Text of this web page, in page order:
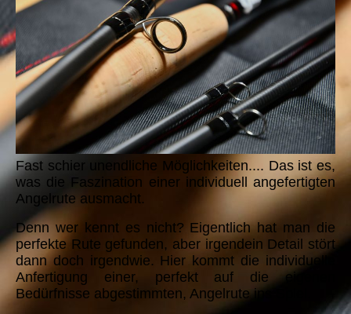
Fast schier unendliche Möglichkeiten.... Das ist es,
was die Faszination einer individuell angefertigten
Angelrute ausmacht.
Denn wer kennt es nicht? Eigentlich hat man die
perfekte Rute gefunden, aber irgendein Detail stört
dann doch irgendwie. Hier kommt die individuelle
Anfertigung einer, perfekt auf die eigenen
Bedürfnisse abgestimmten, Angelrute ins Spiel.